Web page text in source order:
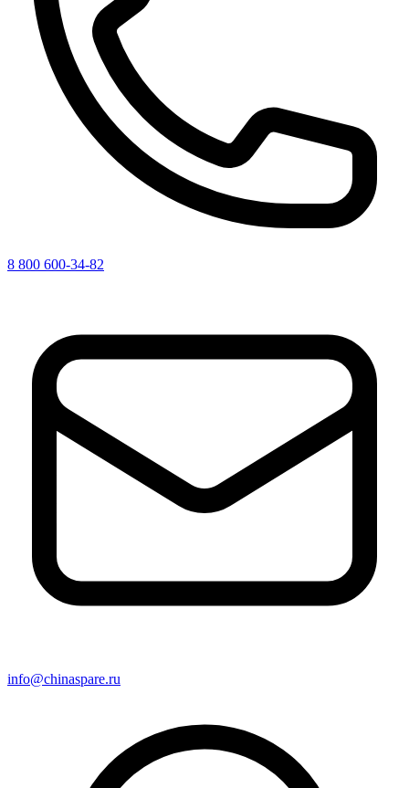
8 800 600-34-82
info@chinaspare.ru